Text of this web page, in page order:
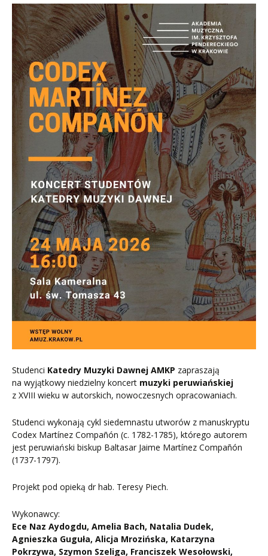
Studenci Katedry Muzyki Dawnej AMKP zapraszają
na wyjątkowy niedzielny koncert muzyki peruwiańskiej
z XVIII wieku w autorskich, nowoczesnych opracowaniach.
Studenci wykonają cykl siedemnastu utworów z manuskryptu
Codex Martínez Compañón (c. 1782-1785), którego autorem
jest peruwiański biskup Baltasar Jaime Martínez Compañón
(1737-1797).
Projekt pod opieką dr hab. Teresy Piech.
Wykonawcy:
Ece Naz Aydogdu, Amelia Bach, Natalia Dudek,
Agnieszka Guguła, Alicja Mrozińska, Katarzyna
Pokrzywa, Szymon Szeliga, Franciszek Wesołowski,